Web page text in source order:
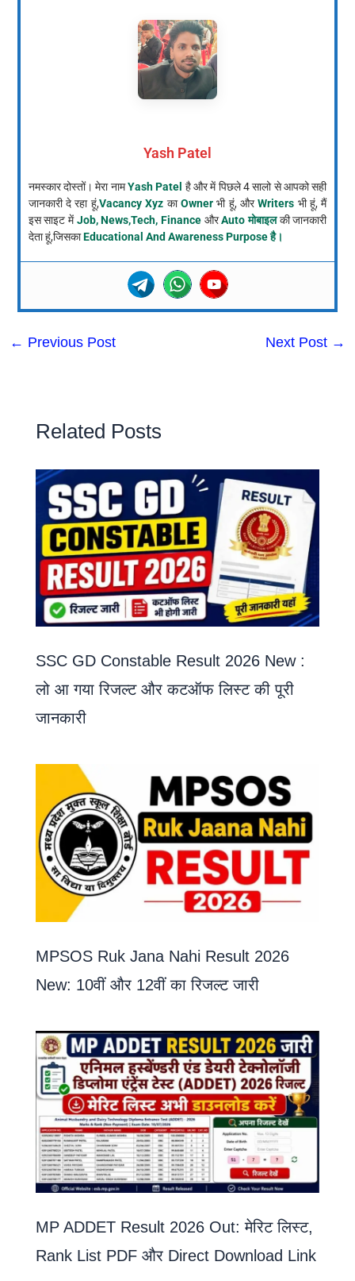
Yash Patel
नमस्कार दोस्तों। मेरा नामYash Patel है और में पिछले 4 सालो से आपको सही
जानकारी दे रहा हूं,Vacancy Xyz काOwnerभी हूं, औरWriters भी हूं, मैं
इस साइट मेंJob, News,Tech, Finance औरAuto मोबाइलकी जानकारी
देता हूं,जिसकाEducational And Awareness Purpose है।
← Previous Post Next Post →
Related Posts
SSC GD Constable Result 2026 New :
लो आ गया रिजल्ट और कटऑफ लिस्ट की पूरी
जानकारी
MPSOS Ruk Jana Nahi Result 2026
New: 10वीं और 12वीं का रिजल्ट जारी
MP ADDET Result 2026 Out: मेरिट लिस्ट,
Rank List PDF और Direct Download Link